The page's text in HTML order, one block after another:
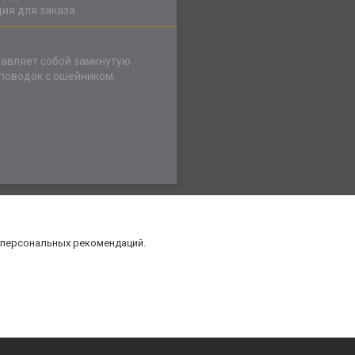
для заказа
собой замкнутую
с ошейником.
рекомендаций.